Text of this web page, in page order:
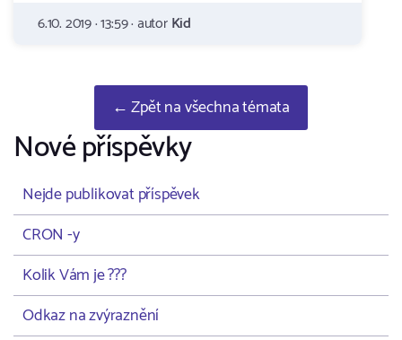
6.10. 2019 · 13:59 · autorKid
← Zpět na všechna témata
Nové příspěvky
Nejde publikovat příspěvek
CRON -y
Kolik Vám je ???
Odkaz na zvýraznění